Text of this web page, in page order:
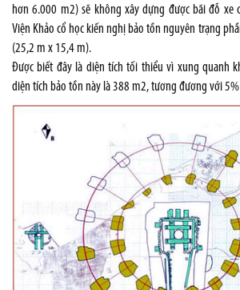
hơn 6.000 m2) sẽ không xây dựng được bãi đỗ xe
Viện Khảo cổ học kiến nghị bảo tồn nguyên trạng
(25,2 m x 15,4 m).
Được biết đây là diện tích tối thiểu vì xung quanh
diện tích bảo tồn này là 388 m2, tương đương với